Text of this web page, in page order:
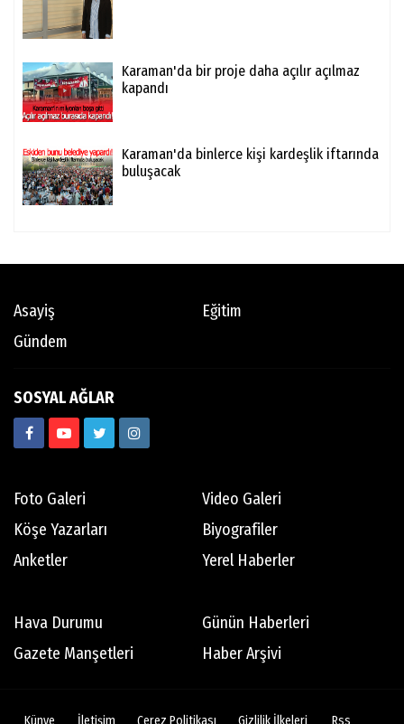
Karaman'da bir proje daha açılır açılmaz
kapandı
Karaman'da binlerce kişi kardeşlik iftarında
buluşacak
Asayiş
Eğitim
Gündem
SOSYAL AĞLAR
Foto Galeri
Video Galeri
Köşe Yazarları
Biyografiler
Anketler
Yerel Haberler
Hava Durumu
Günün Haberleri
Gazete Manşetleri
Haber Arşivi